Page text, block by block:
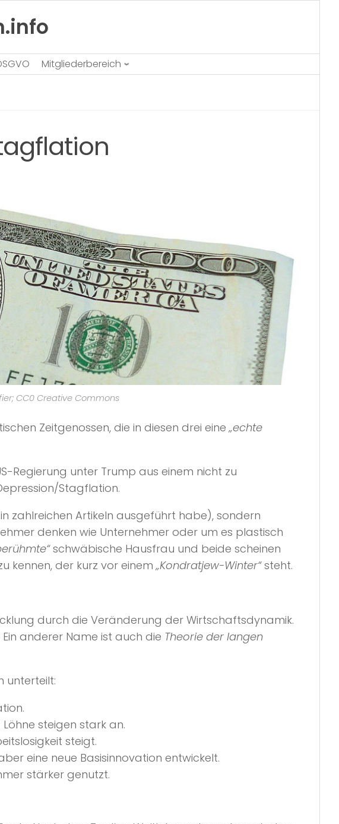
Mitgliederbereich
CC0 Creative Commons
Zeitgenossen, die in diesen drei eine„echte
Regierung unter Trump aus einem nicht zu
Stagflation.
zahlreichen Artikeln ausgeführt habe), sondern
denken wie Unternehmer oder um es plastisch
schwäbische Hausfrau und beide scheinen
kennen, der kurz vor einem„Kondratjew-Winter“steht.
durch die Veränderung der Wirtschaftsdynamik.
anderer Name ist auch die Theorie der langen
unterteilt:
steigen stark an.
steigt.
eine neue Basisinnovation entwickelt.
stärker genutzt.